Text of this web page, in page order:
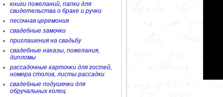
книги пожеланий, папки для
свидетельства о браке и ручки
песочная церемония
свадебные замочки
приглашения на свадьбу
свадебные наказы, пожелания,
дипломы
рассадочные карточки для гостей,
номера столов, листы рассадки
свадебные подушечки для
обручальных колец